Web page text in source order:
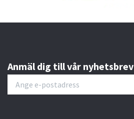
Anmäl dig till vår nyhetsbrev